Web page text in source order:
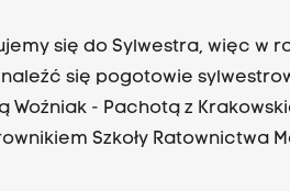
się do Sylwestra, więc w
się pogotowie
Woźniak - Pachotą z
Szkoły Ratownictwa